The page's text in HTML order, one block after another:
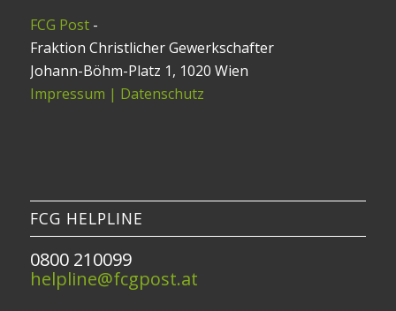
FCG Post-
Fraktion Christlicher Gewerkschafter
Johann-Böhm-Platz 1, 1020 Wien
Impressum | Datenschutz
FCG HELPLINE
0800 210099
helpline@fcgpost.at